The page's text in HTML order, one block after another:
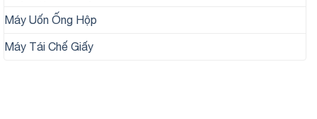
Máy Uốn Ống Hộp
Máy Tái Chế Giấy